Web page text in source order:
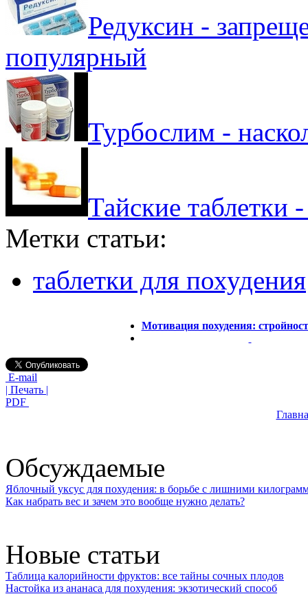
Редуксин -
популярный
Турбослим -
Тайские таблетки
Метки статьи:
таблетки для похудения
Мотивация похудения:
E-mail
| Печать |
PDF
Обсуждаемые
Яблочный уксус для похудения: в борьбе с лишними
Как набрать вес и зачем это вообще нужно делать?
Новые статьи
Таблица калорийности фруктов: все тайны сочных плодов
Настойка из ананаса для похудения: экзотический способ